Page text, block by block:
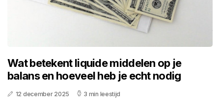
Wat betekent liquide middelen op je
balans en hoeveel heb je echt nodig
12 december 2025 3 min leestijd